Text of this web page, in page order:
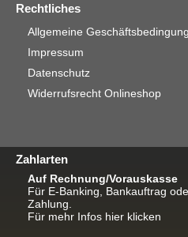
Rechtliches
Allgemeine
Impressum
Datenschutz
Widerrufsrecht Onlineshop
Zahlarten
Auf Rechnung/Vorauskasse
Für E-Banking, Bankauftrag
Zahlung.
Für mehr Infos hier klicken